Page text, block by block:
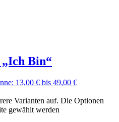
Bin“
13,00 € bis 49,00 €
Varianten auf. Die Optionen
gewählt werden